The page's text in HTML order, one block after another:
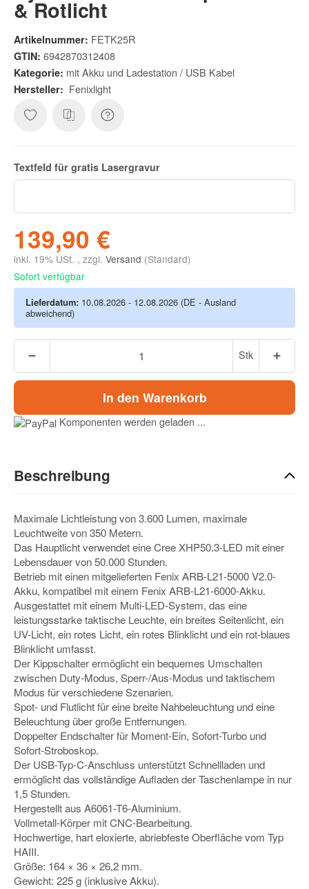
& Rotlicht
Artikelnummer: FETK25R
GTIN: 6942870312408
Kategorie: mit Akku und Ladestation / USB Kabel
Hersteller: Fenixlight
Textfeld für gratis Lasergravur
139,90 €
inkl. 19% USt. , zzgl. Versand (Standard)
Sofort verfügbar
Lieferdatum: 10.08.2026 - 12.08.2026 (DE - Ausland
abweichend)
Stk
In den Warenkorb
Komponenten werden geladen ...
Beschreibung
Maximale Lichtleistung von 3.600 Lumen, maximale
Leuchtweite von 350 Metern.
Das Hauptlicht verwendet eine Cree XHP50.3-LED mit einer
Lebensdauer von 50.000 Stunden.
Betrieb mit einen mitgelieferten Fenix ARB-L21-5000 V2.0-
Akku, kompatibel mit einem Fenix ARB-L21-6000-Akku.
Ausgestattet mit einem Multi-LED-System, das eine
leistungsstarke taktische Leuchte, ein breites Seitenlicht, ein
UV-Licht, ein rotes Licht, ein rotes Blinklicht und ein rot-blaues
Blinklicht umfasst.
Der Kippschalter ermöglicht ein bequemes Umschalten
zwischen Duty-Modus, Sperr-/Aus-Modus und taktischem
Modus für verschiedene Szenarien.
Spot- und Flutlicht für eine breite Nahbeleuchtung und eine
Beleuchtung über große Entfernungen.
Doppelter Endschalter für Moment-Ein, Sofort-Turbo und
Sofort-Stroboskop.
Der USB-Typ-C-Anschluss unterstützt Schnellladen und
ermöglicht das vollständige Aufladen der Taschenlampe in nur
1,5 Stunden.
Hergestellt aus A6061-T6-Aluminium.
Vollmetall-Körper mit CNC-Bearbeitung.
Hochwertige, hart eloxierte, abriebfeste Oberfläche vom Typ
HAIII.
Größe: 164 × 36 × 26,2 mm.
Gewicht: 225 g (inklusive Akku).